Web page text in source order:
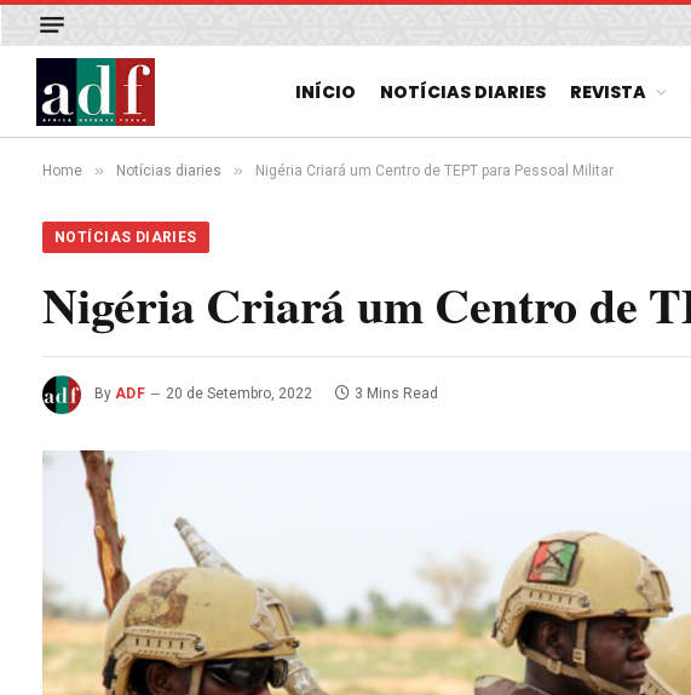
INÍCIO NOTÍCIAS DIARIES REVISTA
Home » Notícias diaries » Nigéria Criará um Centro de TEPT para Pessoal Militar
NOTÍCIAS DIARIES
Nigéria Criará um Centro de
By ADF 20 de Setembro, 2022 3 Mins Read